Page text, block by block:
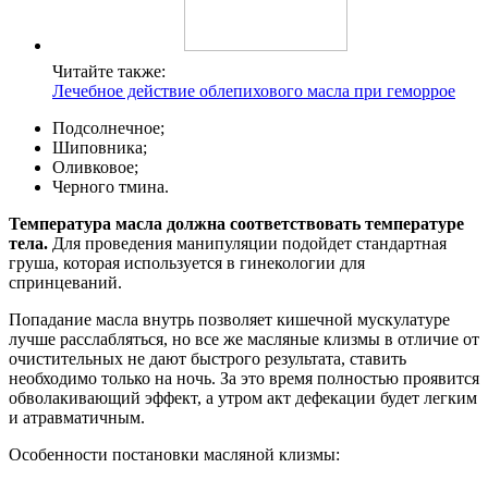
Читайте также:
Лечебное действие облепихового масла при геморрое
Подсолнечное;
Шиповника;
Оливковое;
Черного тмина.
Температура масла должна соответствовать температуре
тела. Для проведения манипуляции подойдет стандартная
груша, которая используется в гинекологии для
спринцеваний.
Попадание масла внутрь позволяет кишечной мускулатуре
лучше расслабляться, но все же масляные клизмы в отличие от
очистительных не дают быстрого результата, ставить
необходимо только на ночь. За это время полностью проявится
обволакивающий эффект, а утром акт дефекации будет легким
и атравматичным.
Особенности постановки масляной клизмы: